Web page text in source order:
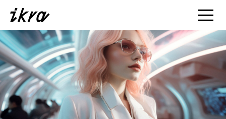
Познакомиться с ИКРОЙ
Статьи
Кейсы
О нас